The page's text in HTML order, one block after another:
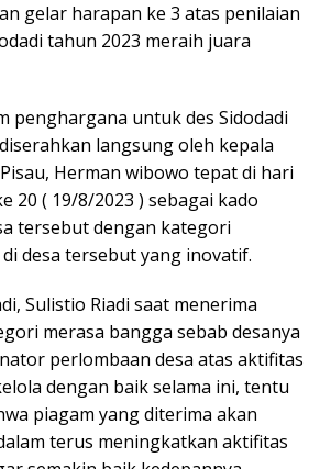
gelar harapan ke 3 atas penilaian
tahun 2023 meraih juara
penghargana untuk des Sidodadi
langsung oleh kepala
Herman wibowo tepat di hari
20 ( 19/8/2023 ) sebagai kado
tersebut dengan kategori
desa tersebut yang inovatif.
Sulistio Riadi saat menerima
merasa bangga sebab desanya
perlombaan desa atas aktifitas
dengan baik selama ini, tentu
piagam yang diterima akan
terus meningkatkan aktifitas